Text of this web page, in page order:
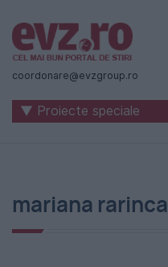
Știri
naționale
internaționale
-
Evenimentul
coordonare@evzgroup.ro
▼ Proiecte speciale
mariana rarinca